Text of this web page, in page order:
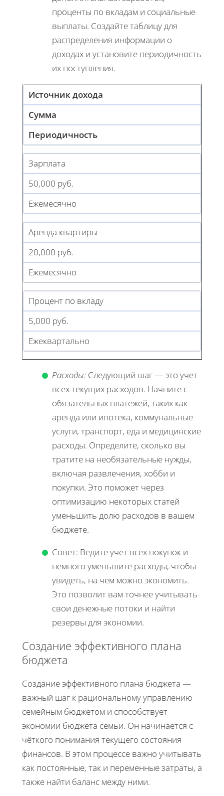
проценты по вкладам и социальные
выплаты. Создайте таблицу для
распределения информации о
доходах и установите периодичность
их поступления.
Источник дохода
Сумма
Периодичность
Зарплата
50,000 руб.
Ежемесячно
Аренда квартиры
20,000 руб.
Ежемесячно
Процент по вкладу
5,000 руб.
Ежеквартально
Расходы: Следующий шаг — это учет
всех текущих расходов. Начните с
обязательных платежей, таких как
аренда или ипотека, коммунальные
услуги, транспорт, еда и медицинские
расходы. Определите, сколько вы
тратите на необязательные нужды,
включая развлечения, хобби и
покупки. Это поможет через
оптимизацию некоторых статей
уменьшить долю расходов в вашем
бюджете.
Совет: Ведите учет всех покупок и
немного уменьшите расходы, чтобы
увидеть, на чем можно экономить.
Это позволит вам точнее учитывать
свои денежные потоки и найти
резервы для экономии.
Создание эффективного плана
бюджета
Создание эффективного плана бюджета —
важный шаг к рациональному управлению
семейным бюджетом и способствует
экономии бюджета семьи. Он начинается с
чёткого понимания текущего состояния
финансов. В этом процессе важно учитывать
как постоянные, так и переменные затраты, а
также найти баланс между ними.